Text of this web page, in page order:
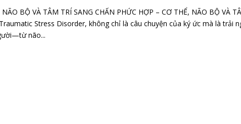
NÃO BỘ VÀ TÂM TRÍ SANG CHẤN PHỨC HỢP – CƠ THỂ, NÃO BỘ VÀ
Stress Disorder, không chỉ là câu chuyện của ký ức mà là trải
não...